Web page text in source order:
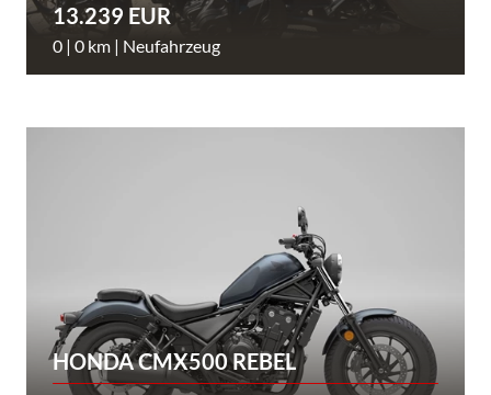
13.239 EUR
0 | 0 km | Neufahrzeug
HONDA CMX500 REBEL